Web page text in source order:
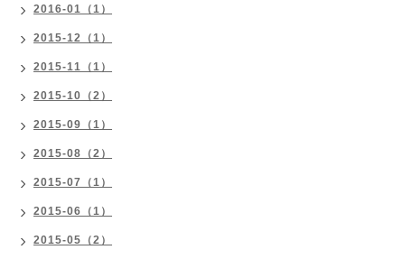
2016-01（1）
2015-12（1）
2015-11（1）
2015-10（2）
2015-09（1）
2015-08（2）
2015-07（1）
2015-06（1）
2015-05（2）